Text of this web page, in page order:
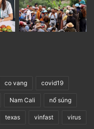
co vang covid19
Nam Cali nổ súng
texas vinfast virus